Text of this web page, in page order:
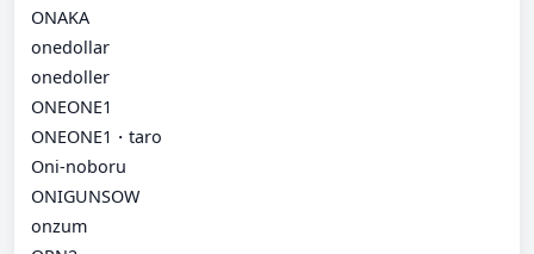
ONAKA
onedollar
onedoller
ONEONE1
ONEONE1・taro
Oni-noboru
ONIGUNSOW
onzum